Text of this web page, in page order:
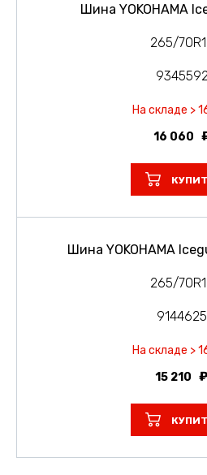
Шина YOKOHAMA
265/
9345592
На складе >
16 060
Шина YOKOHAMA
265/
9144625
На складе >
15 210